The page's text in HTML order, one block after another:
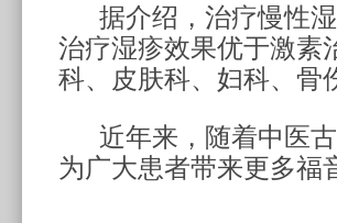
据介绍，治疗慢性
治疗湿疹效果优于激素
科、皮肤科、妇科、骨
近年来，随着中医
为广大患者带来更多福